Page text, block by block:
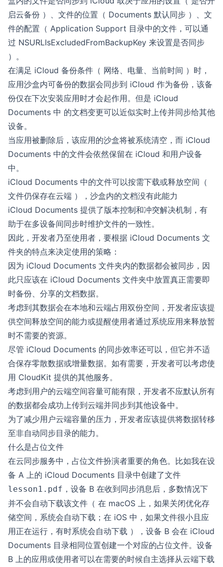
启云备份 ）、文件的位置（ Documents 默认同步 ）、文
件的配置（ Application Support 目录中的文件，可以通
过 NSURLIsExcludedFromBackupKey 来设置是否同步
）。
在满足 iCloud 备份条件（ 网络、电量、当前时间 ）时，
应用沙盒内可备份的数据会同步到 iCloud 作为备份，该备
份仅在下次安装应用时才会起作用。但是 iCloud
Documents 中 的文档变更可以近似实时上传并同步给其他
设备。
当应用被删除后，该应用的沙盒将被系统清空，而 iCloud
Documents 中的文件会依然保留在 iCloud 和用户设备
中。
iCloud Documents 中的文件可以按需下载或释放空间（
文件仍保存在云端 ），沙盒内的文档没有此能力
iCloud Documents 提供了版本控制和冲突解决机制，有
助于在多设备间同步时维护文件的一致性。
因此，开发者乃至使用者，要根据 iCloud Documents 文
件夹的特点来决定使用的策略：
因为 iCloud Documents 文件夹内的数据都会被同步，因
此只应该在 iCloud Documents 文件夹中放置真正需要即
时备份、分享的文档数据。
考虑到其数据会在本地和云端占用双份空间，开发者应该提
供空间释放空间的能力或提醒使用者通过系统应用来释放暂
时不需要的资源。
尽管 iCloud Documents 的同步效率还可以，但它并不适
合保存零散数据或增量数据。如有需要，开发者可以考虑使
用 CloudKit 提供的其他服务。
考虑到用户的云端空间容量可能有限，开发者不应默认所有
的数据都会成功上传到云端并同步到其他设备中。
为了减少用户云端容量的压力，开发者应该提供将数据转移
至非自动同步目录的能力。
什么是占位文件
在云同步服务中，占位文件扮演者重要的角色。比如我在设
备 A 上的 iCloud Documents 目录中创建了文件
lesson1.pdf ，设备 B 在收到同步消息后，多数情况下
并不会自动下载该文件（ 在 macOS 上，如果关闭优化存
储空间，系统会自动下载；在 iOS 中，如果文件很小且应
用正在运行，有时系统会自动下载 ），设备 B 会在 iCloud
Documents 目录相同位置创建一个对应的占位文件。设备
B 上的应用或使用者可以在需要的时候自主选择从云端下载